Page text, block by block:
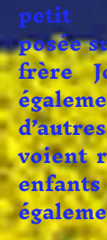
petit
posée
frère
voient